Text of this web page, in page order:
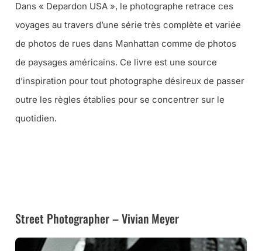
Dans « Depardon USA », le photographe retrace ces
voyages au travers d’une série très complète et variée
de photos de rues dans Manhattan comme de photos
de paysages américains. Ce livre est une source
d’inspiration pour tout photographe désireux de passer
outre les règles établies pour se concentrer sur le
quotidien.
Street Photographer – Vivian Meyer